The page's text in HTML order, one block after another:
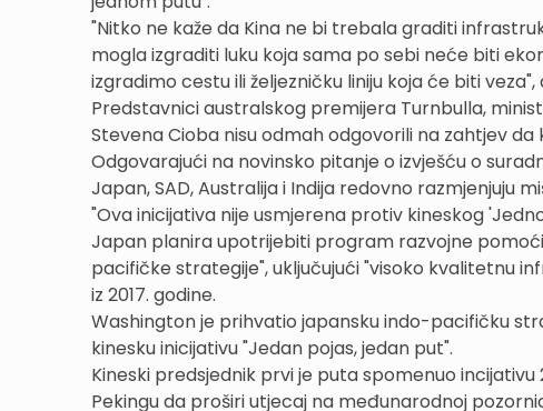
"Nitko ne kaže da Kina ne bi trebala graditi
mogla izgraditi luku koja sama po sebi neće biti
izgradimo cestu ili željezničku liniju koja će biti veza",
Predstavnici australskog premijera Turnbulla,
Stevena Cioba nisu odmah odgovorili na zahtjev
Odgovarajući na novinsko pitanje o izvješću o
Japan, SAD, Australija i Indija redovno razmjenjuju
"Ova inicijativa nije usmjerena protiv kineskog
Japan planira upotrijebiti program razvojne
pacifičke strategije", uključujući "visoko kvalitetnu
iz 2017. godine.
Washington je prihvatio japansku indo-pacifičku
kinesku inicijativu "Jedan pojas, jedan put".
Kineski predsjednik prvi je puta spomenuo
Pekingu da proširi utjecaj na međunarodnoj